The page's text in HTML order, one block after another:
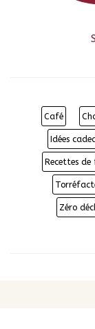
Café
Idées
Recettes de
Zéro